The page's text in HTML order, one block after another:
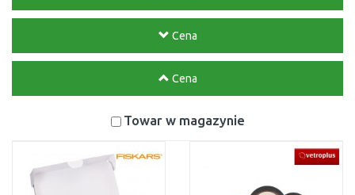
Cena
Cena
Towar w magazynie